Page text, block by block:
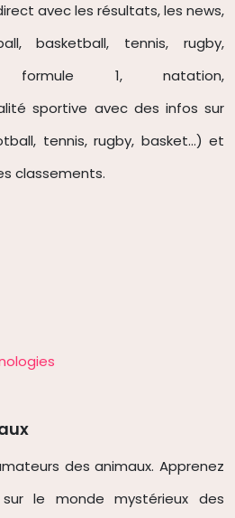
avec les résultats, les news,
basketball, tennis, rugby,
formule 1, natation,
sportive avec des infos sur
tennis, rugby, basket…) et
classements.
des animaux. Apprenez
le monde mystérieux des